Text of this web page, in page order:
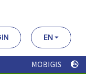
EN
MOBIGIS